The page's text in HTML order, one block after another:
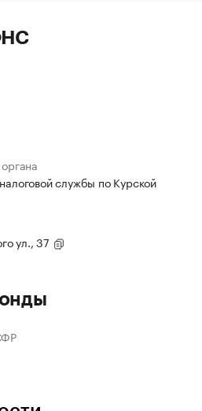
службы по Курской
ул., 37